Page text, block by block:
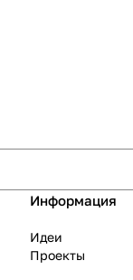
Информация
Идеи
Проекты